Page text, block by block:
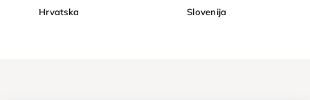
Hrvatska Slovenija